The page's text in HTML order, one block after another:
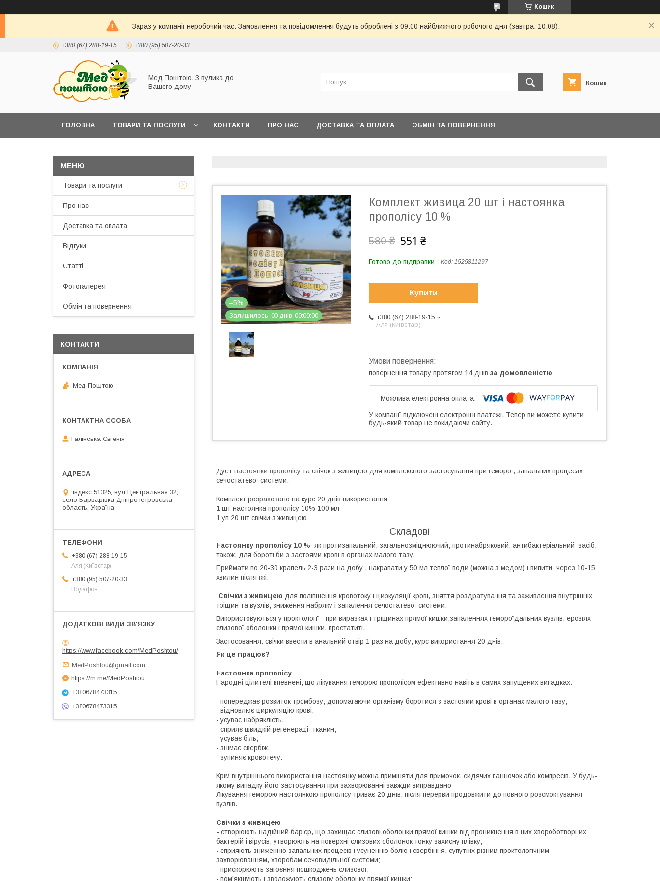
Кошик
Зараз у компанії неробочий час. Замовлення та повідомлення будуть оброблені з 09:00 найближчого робочого дня (завтра, 10.08).
+380 (67) 288-19-15 +380 (95) 507-20-33
Мед Поштою. З вулика до
Вашого дому
Кошик
ГОЛОВНА ТОВАРИ ТА ПОСЛУГИ КОНТАКТИ ПРО НАС ДОСТАВКА ТА ОПЛАТА ОБМІН ТА ПОВЕРНЕННЯ
–5%
Залишилось 00 днів 00 00 00
Комплект живица 20 шт і настоянка
прополісу 10 %
580 ₴ 551 ₴
Готово до відправки Код: 1525811297
Купити
+380 (67) 288-19-15
Аля (Київстар)
повернення товару протягом 14 днів за домовленістю
У компанії підключені електронні платежі. Тепер ви можете купити
будь-який товар не покидаючи сайту.
Дует настоянки прополісу та свічок з живицею для комплексного застосування при геморої, запальних процесах
сечостатевої системи.
Комплект розраховано на курс 20 днів використання:
1 шт настоянка прополісу 10% 100 мл
1 уп 20 шт свічки з живицею
Складові
Настоянку прополісу 10 % як протизапальний, загальнозміцнюючий, протинабряковий, антибактеріальний засіб,
також, для боротьби з застоями крові в органах малого тазу.
Приймати по 20-30 крапель 2-3 рази на добу , накрапати у 50 мл теплої води (можна з медом) і випити через 10-15
хвилин після їжі.
Свічки з живицею для поліпшення кровотоку і циркуляції крові, зняття роздратування та заживлення внутрішніх
тріщин та вузлів, зниження набряку і запалення сечостатевої системи.
Використовуються у проктології - при виразках і тріщинах прямої кишки,запаленнях гемороїдальних вузлів, ерозіях
слизової оболонки і прямої кишки, простатиті.
Застосовання: свічки ввести в анальний отвір 1 раз на добу, курс використання 20 днів.
Як це працює?
Настоянка прополісу
Народні цілителі впевнені, що лікування геморою прополісом ефективно навіть в самих запущених випадках:
- попереджає розвиток тромбозу, допомагаючи організму боротися з застоями крові в органах малого тазу,
- відновлює циркуляцію крові,
- усуває набряклість,
- сприяє швидкій регенерації тканин,
- усуває біль,
- знімає свербіж,
- зупиняє кровотечу.
Крім внутрішнього використання настоянку можна приміняти для примочок, сидячих ванночок або компресів. У будь-
якому випадку його застосування при захворюванні завжди виправдано
Лікування геморою настоянкою прополісу триває 20 днів, після перерви продовжити до повного розсмоктування
вузлів.
Свічки з живицею
- створюють надійний бар'єр, що захищає слизові оболонки прямої кишки від проникнення в них хвороботворних
бактерій і вірусів, утворюють на поверхні слизових оболонок тонку захисну плівку;
- сприяють зниженню запальних процесів і усуненню болю і свербіння, супутніх різним проктологічним
захворюванням, хворобам сечовидільної системи;
- прискорюють загоєння пошкоджень слизової;
- пом'якшують і зволожують слизову оболонку прямої кишки;
Товари та послуги
Про нас
Доставка та оплата
Відгуки
Статті
Фотогалерея
Обмін та повернення
КОНТАКТИ
Мед Поштою
Галінська Євгенія
індекс 51325, вул Центральная 32,
село Варварівка Дніпропетровська
область, Україна
+380 (67) 288-19-15
Аля (Київстар)
+380 (95) 507-20-33
Водафон
https://www.facebook.com/MedPoshtou/
MedPoshtou@gmail.com
https://m.me/MedPoshtou
+380678473315
+380678473315